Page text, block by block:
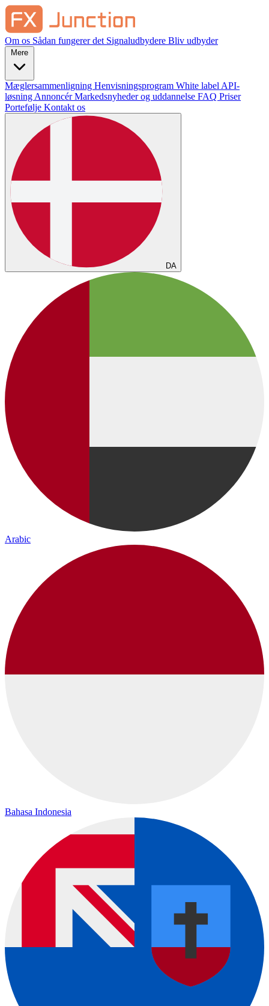
Om os Sådan fungerer det Signaludbydere Bliv udbyder
Mæglersammenligning Henvisningsprogram White label API-
løsning AnnoncérMarkedsnyheder og uddannelse FAQ Priser
Portefølje Kontakt os
DA
Arabic
Bahasa Indonesia